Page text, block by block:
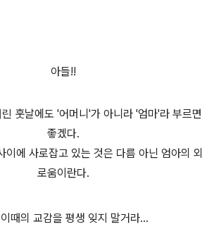
아들!!
훗날에도 '어머니'가 아니라 '엄마'라 부르면
좋겠다.
이에 사로잡고 있는 것은 다름 아닌 엄아의 외
로움이란다.
때의 교감을 평생 잊지 말거라...